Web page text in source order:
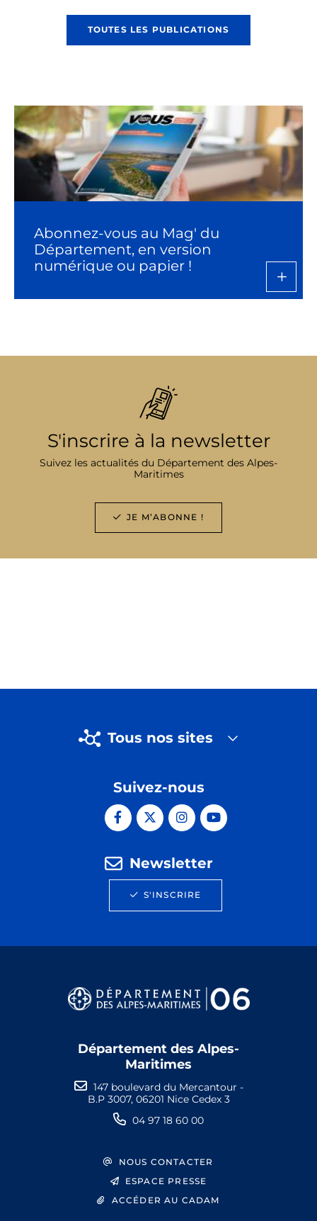
TOUTES LES PUBLICATIONS
Abonnez-vous au Mag' du
Département, en version
numérique ou papier !
S'inscrire à la newsletter
Suivez les actualités du Département des Alpes-
Maritimes
JE M’ABONNE !
Tous nos sites
Suivez-nous
Newsletter
S'INSCRIRE
Département des Alpes-
Maritimes
147 boulevard du Mercantour -
B.P 3007, 06201 Nice Cedex 3
04 97 18 60 00
NOUS CONTACTER
ESPACE PRESSE
ACCÉDER AU CADAM